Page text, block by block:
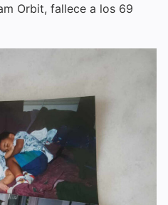
Orbit, fallece a los 69